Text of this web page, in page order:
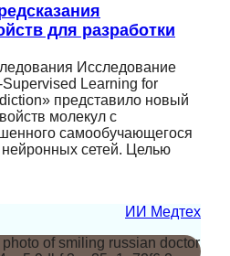
для разработки
Исследование
Learning for
представило новый
молекул с
самообучающегося
сетей. Целью
ИИ Медтех